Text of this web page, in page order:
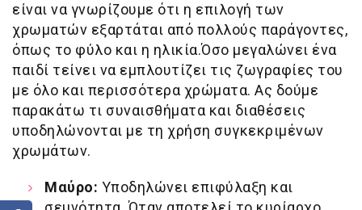
είναι να γνωρίζουμε ότι η επιλογή των
χρωματών εξαρτάται από πολλούς παράγοντες,
όπως το φύλο και η ηλικία.Όσο μεγαλώνει ένα
παιδί τείνει να εμπλουτίζει τις ζωγραφίες του
με όλο και περισσότερα χρώματα. Ας δούμε
παρακάτω τι συναισθήματα και διαθέσεις
υποδηλώνονται με τη χρήση συγκεκριμένων
χρωμάτων.
Μαύρο: Υποδηλώνει επιφύλαξη και